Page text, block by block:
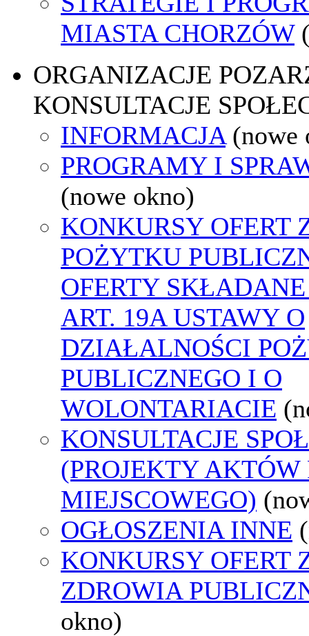
MIASTA CHORZÓW
ORGANIZACJE
KONSULTACJE
INFORMACJA (nowe
PROGRAMY I
(nowe okno)
KONKURSY OFERT
POŻYTKU
OFERTY
ART. 19A USTAWY O
DZIAŁALNOŚCI
PUBLICZNEGO I O
WOLONTARIACIE
KONSULTACJE
(PROJEKTY AKTÓW
MIEJSCOWEGO)
OGŁOSZENIA INNE
KONKURSY OFERT
ZDROWIA
okno)